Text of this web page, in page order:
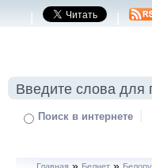
| |
Поиск в интернете |